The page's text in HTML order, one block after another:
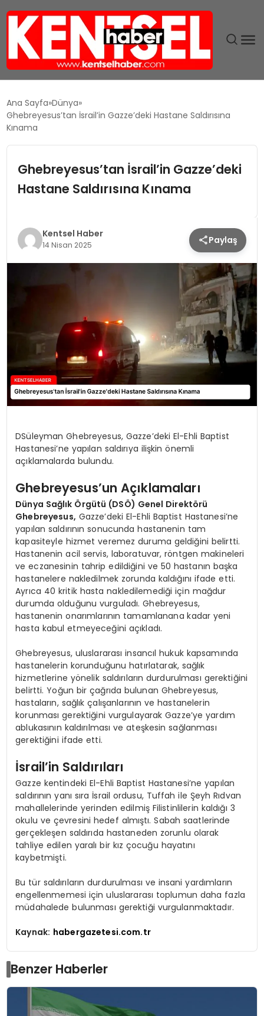
GÜNDEM
EĞITIM
MAGAZIN
KÜLTÜR & SANAT
SAĞLIK
Ana Sayfa Dünya
Ghebreyesus’tan İsrail’in Gazze’deki Hastane Saldırısına
Kınama
Ghebreyesus’tan İsrail’in Gazze’deki
Hastane Saldırısına Kınama
Kentsel Haber
14 Nisan 2025 Paylaş
DSüleyman Ghebreyesus, Gazze’deki El-Ehli Baptist
Hastanesi’ne yapılan saldırıya ilişkin önemli
açıklamalarda bulundu.
Ghebreyesus’un Açıklamaları
Dünya Sağlık Örgütü (DSÖ) Genel Direktörü
Ghebreyesus, Gazze’deki El-Ehli Baptist Hastanesi’ne
yapılan saldırının sonucunda hastanenin tam
kapasiteyle hizmet veremez duruma geldiğini belirtti.
Hastanenin acil servis, laboratuvar, röntgen makineleri
ve eczanesinin tahrip edildiğini ve 50 hastanın başka
hastanelere nakledilmek zorunda kaldığını ifade etti.
Ayrıca 40 kritik hasta nakledilemediği için mağdur
durumda olduğunu vurguladı. Ghebreyesus,
hastanenin onarımlarının tamamlanana kadar yeni
hasta kabul etmeyeceğini açıkladı.
Ghebreyesus, uluslararası insancıl hukuk kapsamında
hastanelerin korunduğunu hatırlatarak, sağlık
hizmetlerine yönelik saldırıların durdurulması gerektiğini
belirtti. Yoğun bir çağrıda bulunan Ghebreyesus,
hastaların, sağlık çalışanlarının ve hastanelerin
korunması gerektiğini vurgulayarak Gazze’ye yardım
ablukasının kaldırılması ve ateşkesin sağlanması
gerektiğini ifade etti.
İsrail’in Saldırıları
Gazze kentindeki El-Ehli Baptist Hastanesi’ne yapılan
saldırının yanı sıra İsrail ordusu, Tuffah ile Şeyh Rıdvan
mahallelerinde yerinden edilmiş Filistinlilerin kaldığı 3
okulu ve çevresini hedef almıştı. Sabah saatlerinde
gerçekleşen saldırıda hastaneden zorunlu olarak
tahliye edilen yaralı bir kız çocuğu hayatını
kaybetmişti.
Bu tür saldırıların durdurulması ve insani yardımların
engellenmemesi için uluslararası toplumun daha fazla
müdahalede bulunması gerektiği vurgulanmaktadır.
Kaynak: habergazetesi.com.tr
Benzer Haberler